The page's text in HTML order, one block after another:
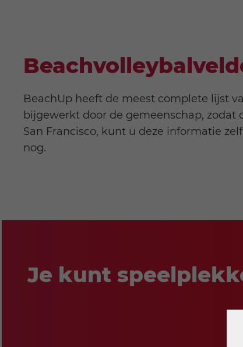
BeachUp heeft de meest complete lijst
bijgewerkt door de gemeenschap,
San Francisco, kunt u deze informatie
nog.
Je kunt